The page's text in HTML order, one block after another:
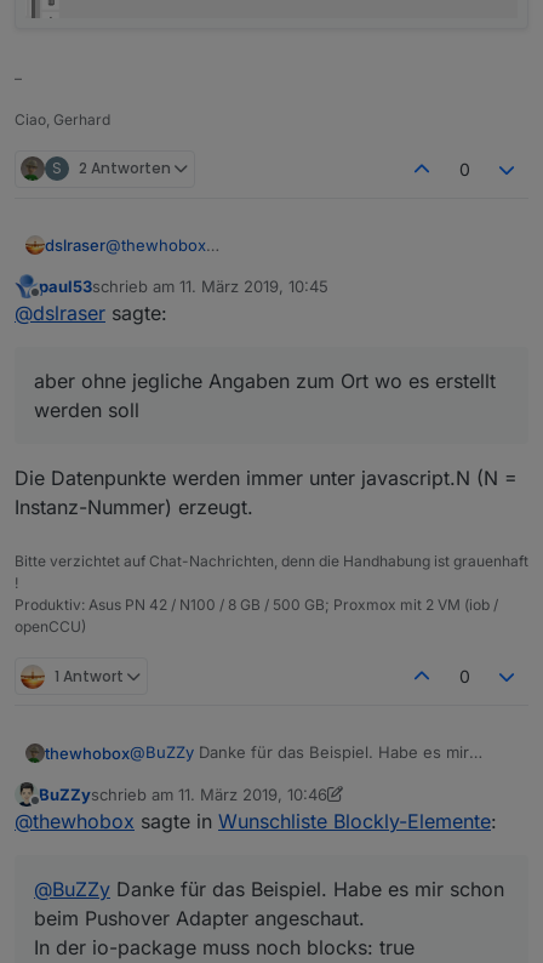
–
Ciao, Gerhard
S 2 Antworten 0
dslraser@thewhobox
es erstellt werden soll noch rolle usw....
Offline
paul53schrieb am 11. März 2019, 10:45
zuletzt editiert von
@dslraser sagte:
aber ohne jegliche Angaben zum Ort wo es erstellt
werden soll
Die Datenpunkte werden immer unter javascript.N (N =
Instanz-Nummer) erzeugt.
Bitte verzichtet auf Chat-Nachrichten, denn die Handhabung ist grauenhaft
!
Produktiv: Asus PN 42 / N100 / 8 GB / 500 GB; Proxmox mit 2 VM (iob /
openCCU)
1 Antwort 0
thewhobox@BuZZy Danke für das Beispiel. Habe es mir
In der io-package muss noch blocks: true
angegeben werden.
Weißt du auch ob es möglich ist mit der Methode
mehrere Elemente in verschiedenen "Containern"
Offline
BuZZyschrieb am 11. März 2019, 10:46
zuletzt editiert von BuZZy 3. Nov. 2019, 11:47
@thewhobox sagte in Wunschliste Blockly-Elemente:
@BuZZy Danke für das Beispiel. Habe es mir schon
beim Pushover Adapter angeschaut.
In der io-package muss noch blocks: true